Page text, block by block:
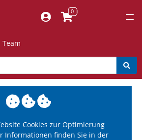
Team
Cookies zur Optimierung
Informationen finden Sie in der